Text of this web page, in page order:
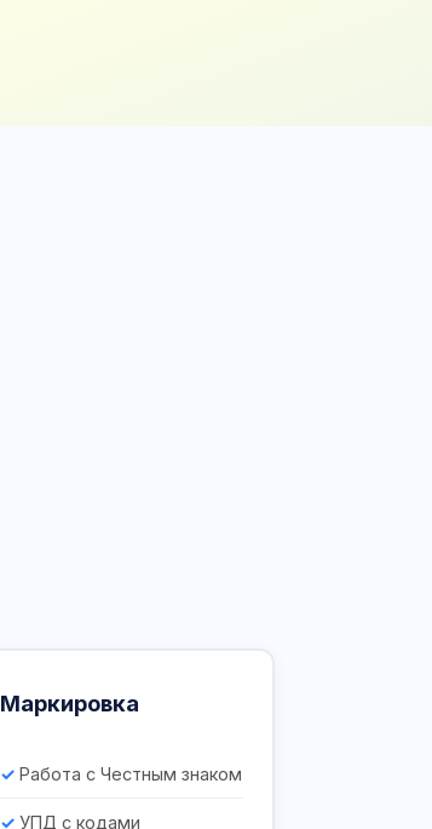
Маркировка
Работа с Честным знаком
УПД с кодами